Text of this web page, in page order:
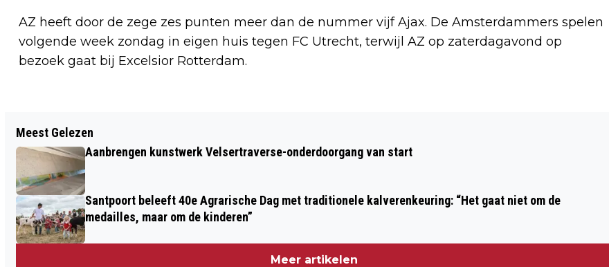
AZ heeft door de zege zes punten meer dan de nummer vijf Ajax. De Amsterdammers spelen
volgende week zondag in eigen huis tegen FC Utrecht, terwijl AZ op zaterdagavond op
bezoek gaat bij Excelsior Rotterdam.
LENTE VALT DIT JAAR IN DE WINTER:
WARMSTE FEBRUARI OOIT GEMETEN
OUWEHOEREN: ‘MEET THE FOKKENS’
Meest Gelezen
Aanbrengen kunstwerk Velsertraverse-onderdoorgang van start
Santpoort beleeft 40e Agrarische Dag met traditionele kalverenkeuring: “Het gaat niet om de
medailles, maar om de kinderen”
Meer artikelen